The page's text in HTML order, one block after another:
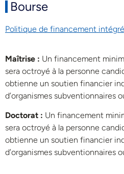
Bourse
Politique de financement
Maîtrise : Un financement
sera octroyé à la personne
obtienne un soutien financier
d’organismes subventionnaires
Doctorat : Un financement
sera octroyé à la personne
obtienne un soutien financier
d’organismes subventionnaires